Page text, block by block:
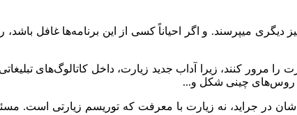
میپرسند. و اگر احیاناً کسی از این برنامه‌ها غافل
را مرور کنند، زیرا آداب جدید زیارت، داخل کاتالوگ‌های
روس‌های چینی شکل و...
جراید، نه زیارت با معرفت که توریسم زیارتی است.